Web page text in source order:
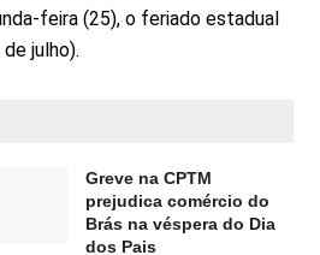
feira (25), o feriado estadual
julho).
Greve na CPTM
prejudica comércio do
Brás na véspera do Dia
dos Pais